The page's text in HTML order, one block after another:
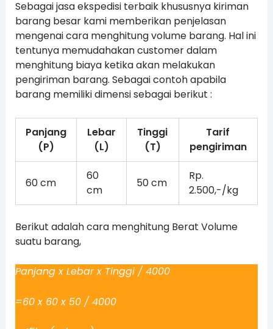
Sebagai jasa ekspedisi terbaik khususnya kiriman
barang besar kami memberikan penjelasan
mengenai cara menghitung volume barang. Hal ini
tentunya memudahakan customer dalam
menghitung biaya ketika akan melakukan
pengiriman barang. Sebagai contoh apabila
barang memiliki dimensi sebagai berikut :
Panjang
(P)
Lebar
(L)
Tinggi
(T)
Tarif
pengiriman
60 cm
60
cm
50 cm
Rp.
2.500,-/kg
Berikut adalah cara menghitung Berat Volume
suatu barang,
Panjang x Lebar x Tinggi / 4000
=60 x 60 x 50 / 4000